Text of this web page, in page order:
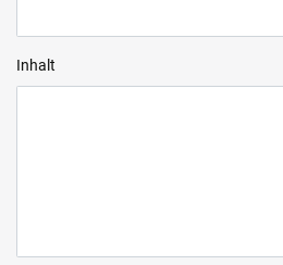
Inhalt